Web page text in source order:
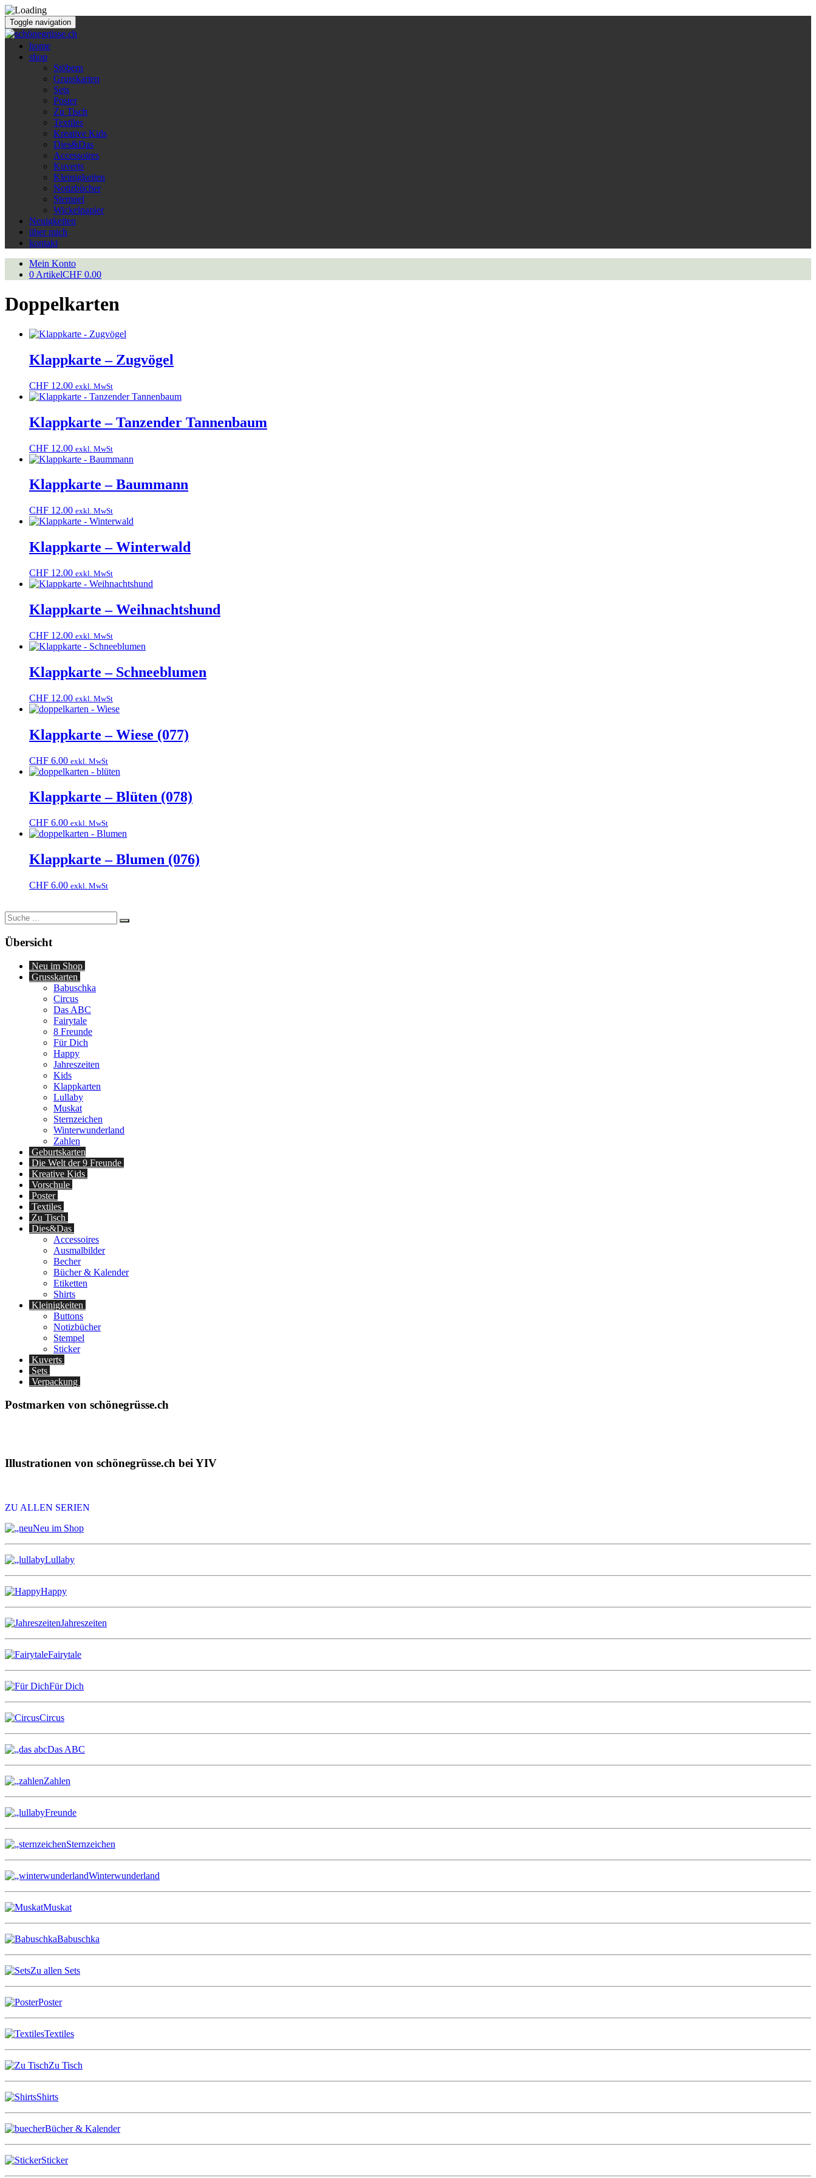
Toggle navigation
home
shop
Stöbern
Grusskarten
Sets
Poster
Zu Tisch
Textiles
Kreative Kids
Dies&Das
Accessoires
Kuverts
Kleinigkeiten
Notizbücher
Stempel
Wickelpapier
Neuigkeiten
über mich
kontakt
Mein Konto
0 ArtikelCHF 0.00
Doppelkarten
Klappkarte – Zugvögel
CHF 12.00 exkl. MwSt
Klappkarte – Tanzender Tannenbaum
CHF 12.00 exkl. MwSt
Klappkarte – Baummann
CHF 12.00 exkl. MwSt
Klappkarte – Winterwald
CHF 12.00 exkl. MwSt
Klappkarte – Weihnachtshund
CHF 12.00 exkl. MwSt
Klappkarte – Schneeblumen
CHF 12.00 exkl. MwSt
Klappkarte – Wiese (077)
CHF 6.00 exkl. MwSt
Klappkarte – Blüten (078)
CHF 6.00 exkl. MwSt
Klappkarte – Blumen (076)
CHF 6.00 exkl. MwSt
Suche
nach:
Übersicht
Neu im Shop
Grusskarten
Babuschka
Circus
Das ABC
Fairytale
8 Freunde
Für Dich
Happy
Jahreszeiten
Kids
Klappkarten
Lullaby
Muskat
Sternzeichen
Winterwunderland
Zahlen
Geburtskarten
Die Welt der 9 Freunde
Kreative Kids
Vorschule
Poster
Textiles
Zu Tisch
Dies&Das
Accessoires
Ausmalbilder
Becher
Bücher & Kalender
Etiketten
Shirts
Kleinigkeiten
Buttons
Notizbücher
Stempel
Sticker
Kuverts
Sets
Verpackung
Postmarken von schönegrüsse.ch
Illustrationen von schönegrüsse.ch bei YIV
ZU ALLEN SERIEN
Neu im Shop
Lullaby
Happy
Jahreszeiten
Fairytale
Für Dich
Circus
Das ABC
Zahlen
Freunde
Sternzeichen
Winterwunderland
Muskat
Babuschka
Zu allen Sets
Poster
Textiles
Zu Tisch
Shirts
Bücher & Kalender
Sticker